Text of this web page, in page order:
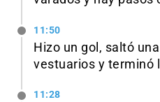
11:50
Hizo un gol, saltó
vestuarios y terminó
11:28